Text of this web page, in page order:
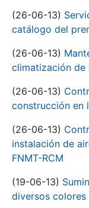
(26-06-13)
catálogo del
(26-06-13)
climatización de
(26-06-13)
construcción en
(26-06-13)
instalación de
FNMT-RCM
(19-06-13)
diversos colores